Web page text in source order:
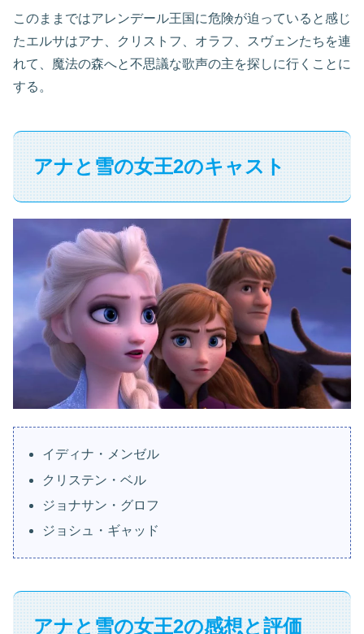
このままではアレンデール王国に危険が迫っていると感じ
たエルサはアナ、クリストフ、オラフ、スヴェンたちを連
れて、魔法の森へと不思議な歌声の主を探しに行くことに
する。
アナと雪の女王2のキャスト
イディナ・メンゼル
クリステン・ベル
ジョナサン・グロフ
ジョシュ・ギャッド
アナと雪の女王2の感想と評価